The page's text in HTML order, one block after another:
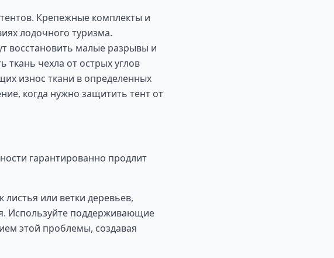
Крепежные комплекты и
лодочного туризма.
восстановить малые разрывы и
чехла от острых углов
износ ткани в определенных
когда нужно защитить тент от
гарантированно продлит
листья или ветки деревьев,
Используйте поддерживающие
этой проблемы, создавая